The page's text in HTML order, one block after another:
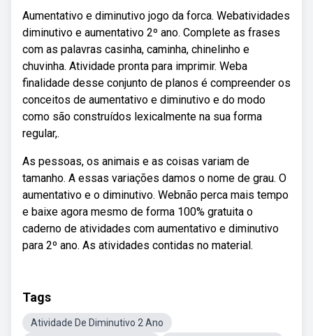
Aumentativo e diminutivo jogo da forca. Webatividades
diminutivo e aumentativo 2º ano. Complete as frases
com as palavras casinha, caminha, chinelinho e
chuvinha. Atividade pronta para imprimir. Weba
finalidade desse conjunto de planos é compreender os
conceitos de aumentativo e diminutivo e do modo
como são construídos lexicalmente na sua forma
regular,.
As pessoas, os animais e as coisas variam de
tamanho. A essas variações damos o nome de grau. O
aumentativo e o diminutivo. Webnão perca mais tempo
e baixe agora mesmo de forma 100% gratuita o
caderno de atividades com aumentativo e diminutivo
para 2º ano. As atividades contidas no material.
Tags
Atividade De Diminutivo 2 Ano